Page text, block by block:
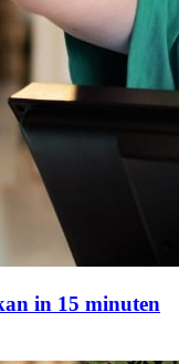
in 15 minuten